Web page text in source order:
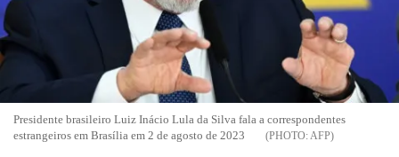
Presidente brasileiro Luiz Inácio Lula da Silva fala a correspondentes
estrangeiros em Brasília em 2 de agosto de 2023
AFP